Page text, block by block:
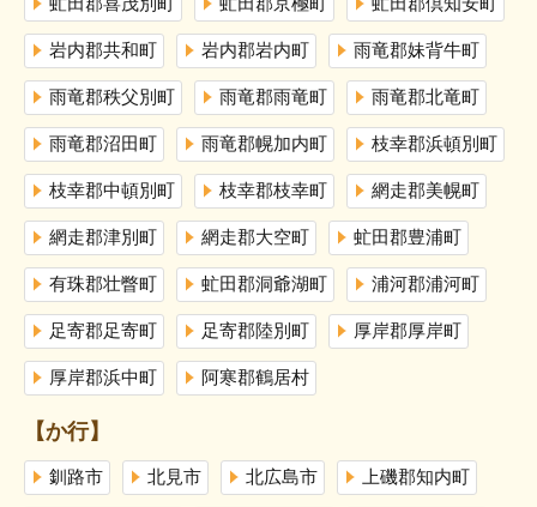
岩内郡共和町 岩内郡岩内町 雨竜郡妹背牛町
雨竜郡秩父別町 雨竜郡雨竜町 雨竜郡北竜町
雨竜郡沼田町 雨竜郡幌加内町 枝幸郡浜頓別町
枝幸郡中頓別町 枝幸郡枝幸町 網走郡美幌町
網走郡津別町 網走郡大空町 虻田郡豊浦町
有珠郡壮瞥町 虻田郡洞爺湖町 浦河郡浦河町
足寄郡足寄町 足寄郡陸別町 厚岸郡厚岸町
厚岸郡浜中町 阿寒郡鶴居村
【か行】
釧路市 北見市 北広島市 上磯郡知内町